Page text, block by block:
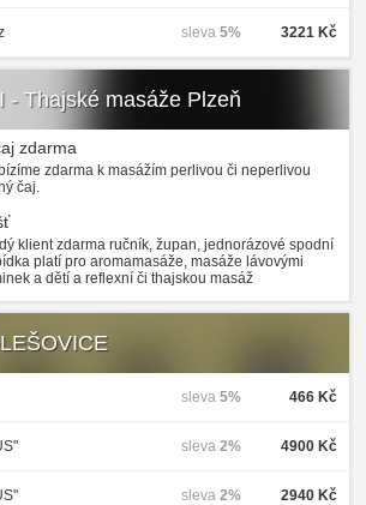
3221 Kč
sleva 5%
- Thajské masáže Plzeň
zdarma
zdarma k masážím perlivou či neperlivou
čaj.
klient zdarma ručník, župan, jednorázové spodní
platí pro aromamasáže, masáže lávovými
a dětí a reflexní či thajskou masáž
466 Kč
sleva 5%
4900 Kč
sleva 2%
2940 Kč
sleva 2%